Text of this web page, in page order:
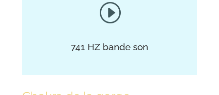
I
741 HZ bande son